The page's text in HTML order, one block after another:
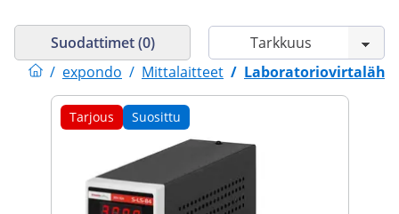
/ expondo / Mittalaitteet /
Suodattimet (0)
Tarjous Suosittu